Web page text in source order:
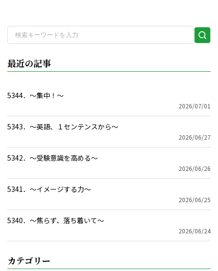
検
最近の記事
5344．～集中！〜
2026/07/01
5343．～英語、１センテンスから〜
2026/06/27
5342．～受験意識を高める〜
2026/06/26
5341．～イメージする力〜
2026/06/25
5340．～焦らず、落ち着いて〜
2026/06/24
カテゴリー